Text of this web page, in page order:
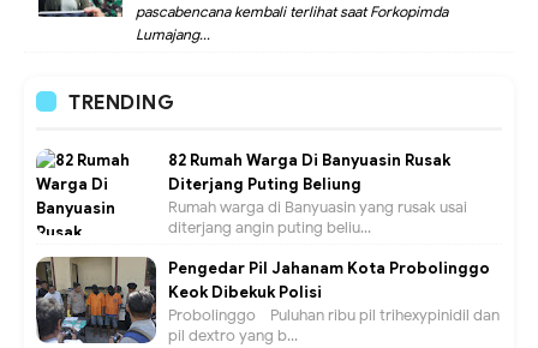
pascabencana kembali terlihat saat Forkopimda
Lumajang...
TRENDING
82 Rumah Warga Di Banyuasin Rusak
Diterjang Puting Beliung
Rumah warga di Banyuasin yang rusak usai
diterjang angin puting beliu...
Pengedar Pil Jahanam Kota Probolinggo
Keok Dibekuk Polisi
Probolinggo - Puluhan ribu pil trihexypinidil dan
pil dextro yang b...